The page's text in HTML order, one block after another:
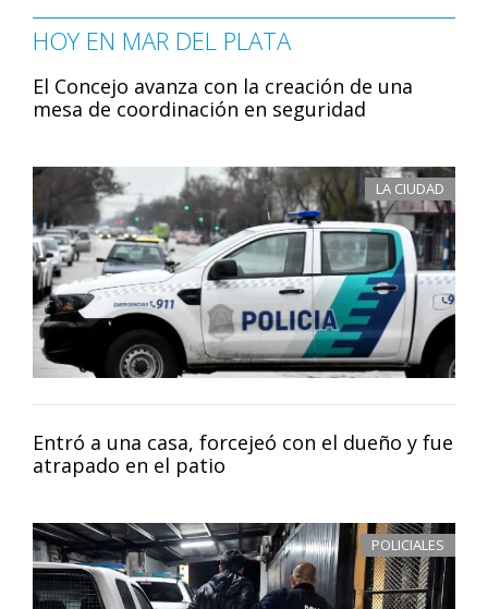
HOY EN MAR DEL PLATA
El Concejo avanza con la creación de una
mesa de coordinación en seguridad
LA CIUDAD
Entró a una casa, forcejeó con el dueño y fue
atrapado en el patio
POLICIALES